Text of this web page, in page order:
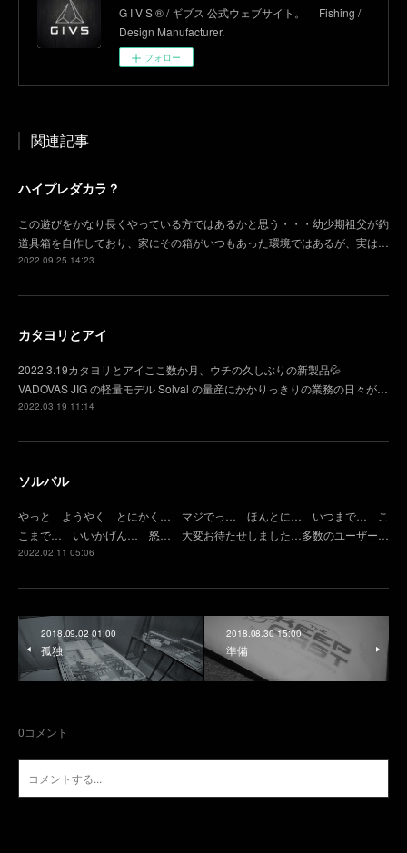
G I V S ® / ギブス 公式ウェブサイト。 Fishing /
Design Manufacturer.
フォロー
関連記事
ハイプレダカラ？
この遊びをかなり長くやっている方ではあるかと思う・・・幼少期祖父が釣
道具箱を自作しており、家にその箱がいつもあった環境ではあるが、実は…
2022.09.25 14:23
カタヨリとアイ
2022.3.19カタヨリとアイここ数か月、ウチの久しぶりの新製品💦
VADOVAS JIG の軽量モデル Solval の量産にかかりっきりの業務の日々が…
2022.03.19 11:14
ソルバル
やっと ようやく とにかく… マジでっ… ほんとに… いつまで… こ
こまで… いいかげん… 怒… 大変お待たせしました…多数のユーザー…
2022.02.11 05:06
2018.09.02 01:00
孤独
2018.08.30 15:00
準備
0コメント